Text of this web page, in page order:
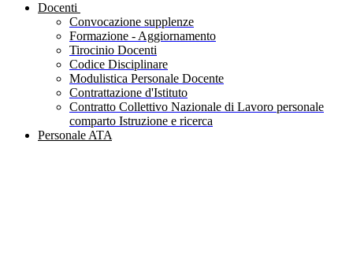
Docenti
Convocazione supplenze
Formazione - Aggiornamento
Tirocinio Docenti
Codice Disciplinare
Modulistica Personale Docente
Contrattazione d'Istituto
Contratto Collettivo Nazionale di Lavoro personale
comparto Istruzione e ricerca
Personale ATA